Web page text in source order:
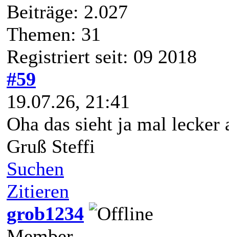
Beiträge: 2.027
Themen: 31
Registriert seit: 09 2018
#59
19.07.26, 21:41
Oha das sieht ja mal lecker
Gruß Steffi
Suchen
Zitieren
grob1234